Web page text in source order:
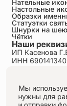
Нательные
Настольные
Образки
Статуэтки
Шнурки на шею
Чётки
Наши
ИП Касенова
ИНН
Публичная
Согласие на
Мы
нужны для